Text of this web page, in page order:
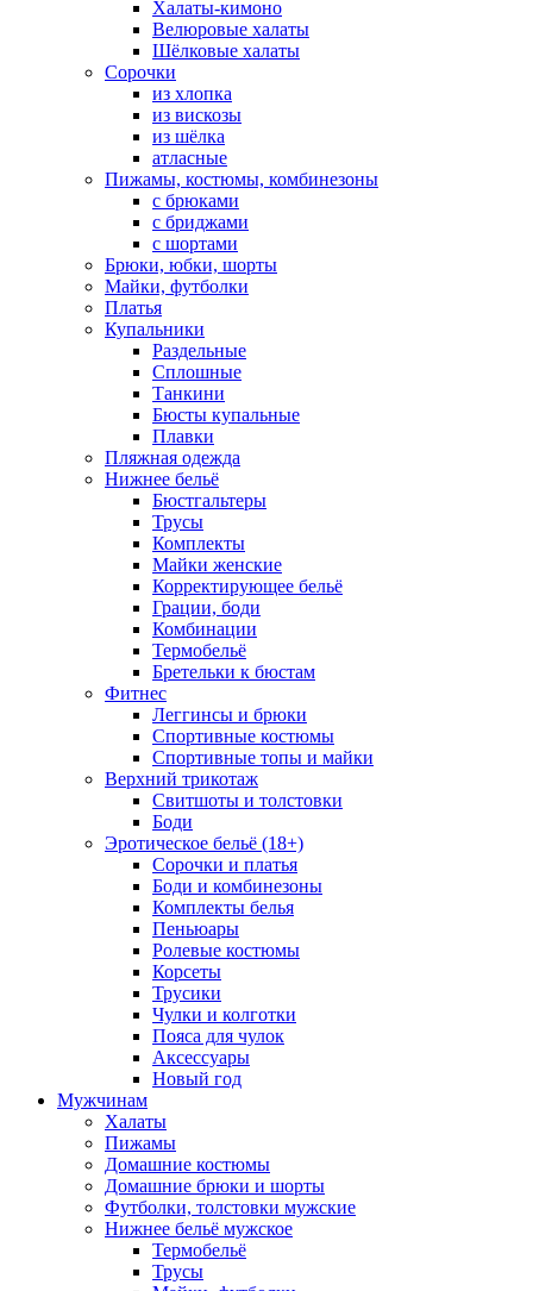
Халаты-кимоно
Велюровые халаты
Шёлковые халаты
Сорочки
из хлопка
из вискозы
из шёлка
атласные
Пижамы, костюмы, комбинезоны
с брюками
с бриджами
с шортами
Брюки, юбки, шорты
Майки, футболки
Платья
Купальники
Раздельные
Сплошные
Танкини
Бюсты купальные
Плавки
Пляжная одежда
Нижнее бельё
Бюстгальтеры
Трусы
Комплекты
Майки женские
Корректирующее бельё
Грации, боди
Комбинации
Термобельё
Бретельки к бюстам
Фитнес
Леггинсы и брюки
Спортивные костюмы
Спортивные топы и майки
Верхний трикотаж
Свитшоты и толстовки
Боди
Эротическое бельё (18+)
Сорочки и платья
Боди и комбинезоны
Комплекты белья
Пеньюары
Ролевые костюмы
Корсеты
Трусики
Чулки и колготки
Пояса для чулок
Аксессуары
Новый год
Мужчинам
Халаты
Пижамы
Домашние костюмы
Домашние брюки и шорты
Футболки, толстовки мужские
Нижнее бельё мужское
Термобельё
Трусы